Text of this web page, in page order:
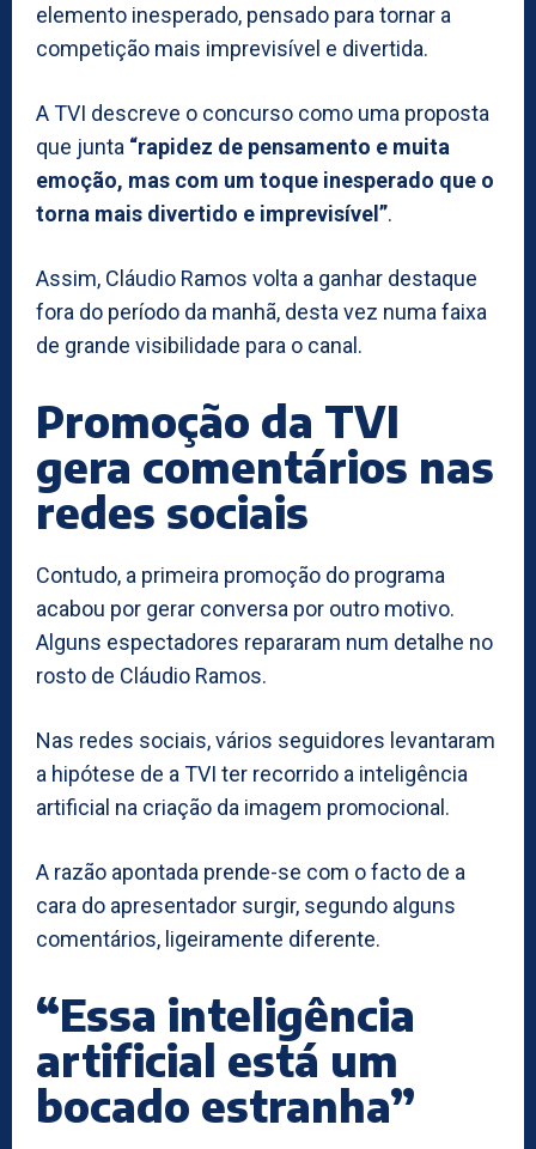
elemento inesperado, pensado para tornar a
competição mais imprevisível e divertida.
A TVI descreve o concurso como uma proposta
que junta “rapidez de pensamento e muita
emoção, mas com um toque inesperado que o
torna mais divertido e imprevisível”.
Assim, Cláudio Ramos volta a ganhar destaque
fora do período da manhã, desta vez numa faixa
de grande visibilidade para o canal.
Promoção da TVI
gera comentários nas
redes sociais
Contudo, a primeira promoção do programa
acabou por gerar conversa por outro motivo.
Alguns espectadores repararam num detalhe no
rosto de Cláudio Ramos.
Nas redes sociais, vários seguidores levantaram
a hipótese de a TVI ter recorrido a inteligência
artificial na criação da imagem promocional.
A razão apontada prende-se com o facto de a
cara do apresentador surgir, segundo alguns
comentários, ligeiramente diferente.
“Essa inteligência
artificial está um
bocado estranha”